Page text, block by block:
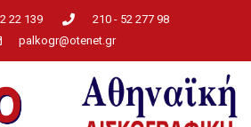
22 139
210 - 52 277 98
palkogr@otenet.gr